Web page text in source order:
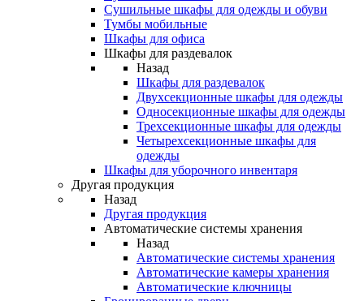
Сушильные шкафы для одежды и обуви
Тумбы мобильные
Шкафы для офиса
Шкафы для раздевалок
Назад
Шкафы для раздевалок
Двухсекционные шкафы для одежды
Односекционные шкафы для одежды
Трехсекционные шкафы для одежды
Четырехсекционные шкафы для
одежды
Шкафы для уборочного инвентаря
Другая продукция
Назад
Другая продукция
Автоматические системы хранения
Назад
Автоматические системы хранения
Автоматические камеры хранения
Автоматические ключницы